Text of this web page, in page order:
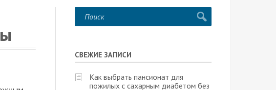
СВЕЖИЕ ЗАПИСИ
Как выбрать пансионат для
пожилых с сахарным диабетом без